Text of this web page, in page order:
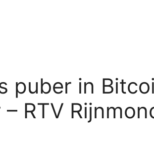
puber in
RTV